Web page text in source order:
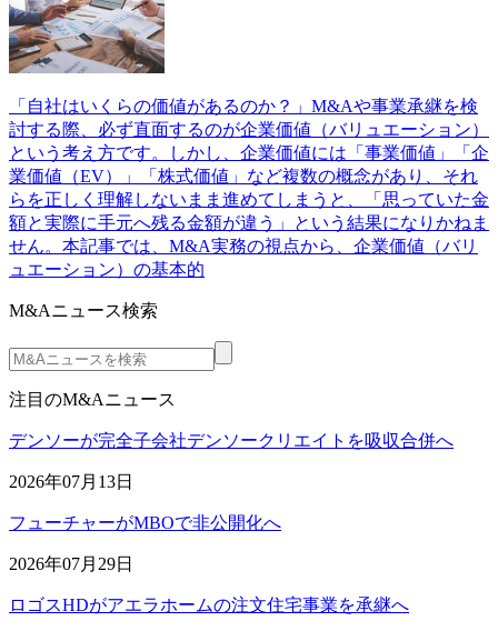
「自社はいくらの価値があるのか？」M&Aや事業承継を検
討する際、必ず直面するのが企業価値（バリュエーション）
という考え方です。しかし、企業価値には「事業価値」「企
業価値（EV）」「株式価値」など複数の概念があり、それ
らを正しく理解しないまま進めてしまうと、「思っていた金
額と実際に手元へ残る金額が違う」という結果になりかねま
せん。本記事では、M&A実務の視点から、企業価値（バリ
ュエーション）の基本的
M&Aニュース検索
注目のM&Aニュース
デンソーが完全子会社デンソークリエイトを吸収合併へ
2026年07月13日
フューチャーがMBOで非公開化へ
2026年07月29日
ロゴスHDがアエラホームの注文住宅事業を承継へ